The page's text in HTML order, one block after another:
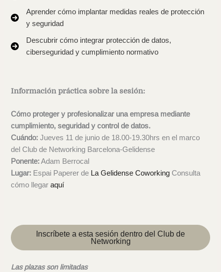
Aprender cómo implantar medidas reales de protección
y seguridad
Descubrir cómo integrar protección de datos,
ciberseguridad y cumplimiento normativo
Información práctica sobre la sesión:
Cómo proteger y profesionalizar una empresa mediante
cumplimiento, seguridad y control de datos.
Cuándo: Jueves 11 de junio de 18.00-19.30hrs en el marco
del Club de Networking Barcelona-Gelidense
Ponente:Adam Berrocal
Lugar: Espai Paperer de La Gelidense Coworking Consulta
cómo llegaraquí
Inscríbete a esta sesión dentro del Club de
Networking
Las plazas son limitadas